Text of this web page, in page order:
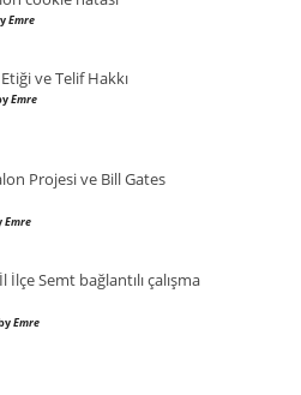
Emre
ve Telif Hakkı
Emre
Projesi ve Bill Gates
Emre
İlçe Semt bağlantılı çalışma
Emre